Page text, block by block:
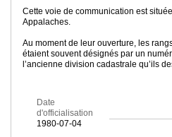
Cette voie de communication est
Appalaches.
Au moment de leur ouverture, les
étaient souvent désignés par un
l’ancienne division cadastrale qu’ils
Date
d'officialisation
1980-07-04